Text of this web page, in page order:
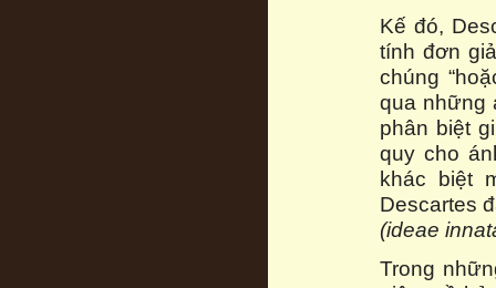
Kế đó,
tính đơn
chúng
qua những
phân biệt
quy cho
khác biệt
Descartes
(ideae
Trong